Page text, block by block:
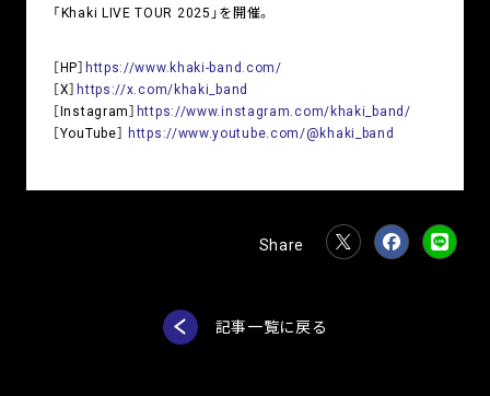
「Khaki LIVE TOUR 2025」を開催。
［HP］
https://www.khaki-band.com/
［X］
https://x.com/khaki_band
［Instagram］
https://www.instagram.com/khaki_band/
［YouTube］
https://www.youtube.com/@khaki_band
記事一覧に戻る